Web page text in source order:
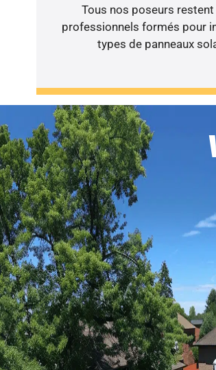
Tous nos poseurs restent
professionnels formés pour
types de panneaux